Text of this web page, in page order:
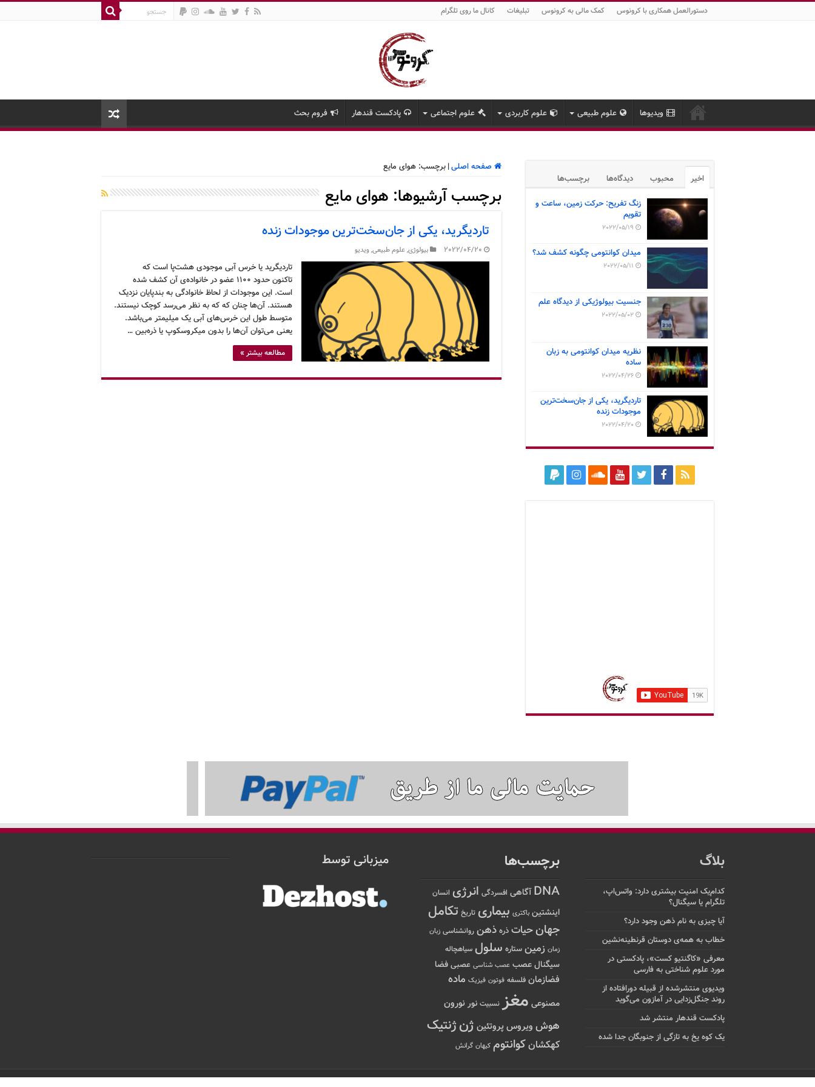
دستورالعمل همکاری با کرونوس کمک مالی به کرونوس تبلیغات کانال ما روی تلگرام
ویدیوها علوم طبیعی علوم کاربردی علوم اجتماعی پادکست قندهار فروم بحث
صفحه اصلی| برچسب: هوای مایع
برچسب آرشیوها: هوای مایع
تاردیگرید، یکی از جان‌سخت‌ترین موجودات زنده
2022/04/20 بیولوژی,علوم طبیعی,ویدیو
تاردیگرید یا خرس آبی موجودی هشت‌پا است که
تاکنون حدود ۱۱۰۰ عضو در خانواده‌ی آن کشف شده
است. این موجودات از لحاظ خانوادگی به بندپایان نزدیک
هستند. آن‌ها چنان که که به نظر می‌رسد کوچک نیستند.
متوسط طول این خرس‌های آبی یک میلیمتر می‌باشد.
یعنی می‌توان آن‌ها را بدون میکروسکوپ یا ذره‌بین …
مطالعه بیشتر »
اخیر محبوب دیدگاه‌ها برچسب‌ها
زنگ تفریح: حرکت زمین، ساعت و
تقویم
2022/05/19
میدان کوانتومی چگونه کشف شد؟
2022/05/11
جنسیت بیولوژیکی از دیدگاه علم
2022/05/02
نظریه میدان کوانتومی به زبان
ساده
2022/04/26
تاردیگرید، یکی از جان‌سخت‌ترین
موجودات زنده
2022/04/20
بلاگ
کدام‌یک امنیت بیشتری دارد: واتس‌اپ،
تلگرام یا سیگنال؟
آیا چیزی به نام ذهن وجود دارد؟
خطاب به همه‌ی دوستان قرنطینه‌نشین
معرفی «کاگنتیو کست»، پادکستی در
مورد علوم شناختی به فارسی
ویدیوی منتشرشده از قبیله دورافتاده‌ از
روند جنگل‌زدایی در آمازون می‌گوید
پادکست قندهار منتشر شد
یک کوه یخ به تازگی از جنوبگان جدا شده
برچسب‌ها
DNA آگاهی افسردگی انرژی انسان
اینشتین باکتری بیماری تاریخ تکامل
جهانحیات ذره ذهن روانشناسی زبان
زمان زمین ستاره سلول سیاهچاله
سیگنالعصب عصب شناسی عصبی فضا
فضازمان فلسفه فوتون فیزیک ماده
مصنوعی مغز نسبیت نور نورون
هوش ویروس پروتئین ژنژنتیک
کهکشانکوانتوم کیهان گرانش
میزبانی توسط